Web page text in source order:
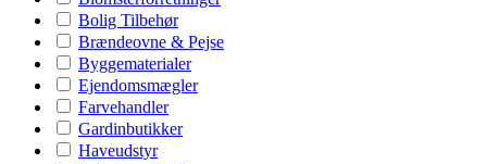
Bolig Tilbehør
Brændeovne & Pejse
Byggematerialer
Ejendomsmægler
Farvehandler
Gardinbutikker
Haveudstyr